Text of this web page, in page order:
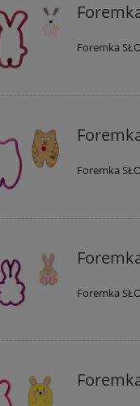
Foremka
Foremka
Foremka